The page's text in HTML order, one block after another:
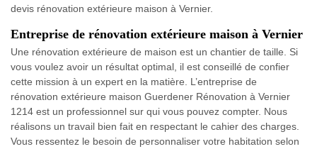
devis rénovation extérieure maison à Vernier.
Entreprise de rénovation extérieure maison à Vernier
Une rénovation extérieure de maison est un chantier de taille. Si
vous voulez avoir un résultat optimal, il est conseillé de confier
cette mission à un expert en la matière. L’entreprise de
rénovation extérieure maison Guerdener Rénovation à Vernier
1214 est un professionnel sur qui vous pouvez compter. Nous
réalisons un travail bien fait en respectant le cahier des charges.
Vous ressentez le besoin de personnaliser votre habitation selon